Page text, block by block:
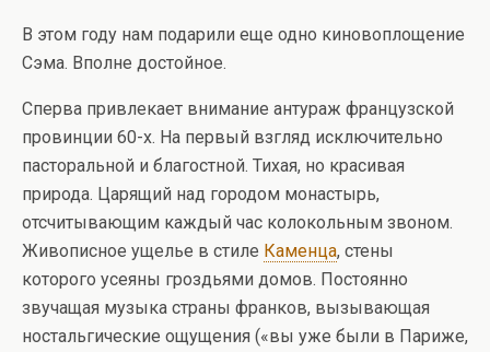
В этом году нам подарили еще одно киновоплощение
Сэма. Вполне достойное.
Сперва привлекает внимание антураж французской
провинции 60-х. На первый взгляд исключительно
пасторальной и благостной. Тихая, но красивая
природа. Царящий над городом монастырь,
отсчитывающим каждый час колокольным звоном.
Живописное ущелье в стиле Каменца, стены
которого усеяны гроздьями домов. Постоянно
звучащая музыка страны франков, вызывающая
ностальгические ощущения («вы уже были в Париже,